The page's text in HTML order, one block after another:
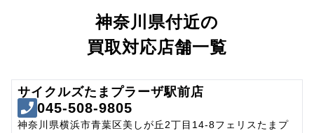
神奈川県付近の
買取対応店舗一覧
サイクルズたまプラーザ駅前店
045-508-9805
神奈川県横浜市青葉区美しが丘2丁目14-8フェリスたまプ